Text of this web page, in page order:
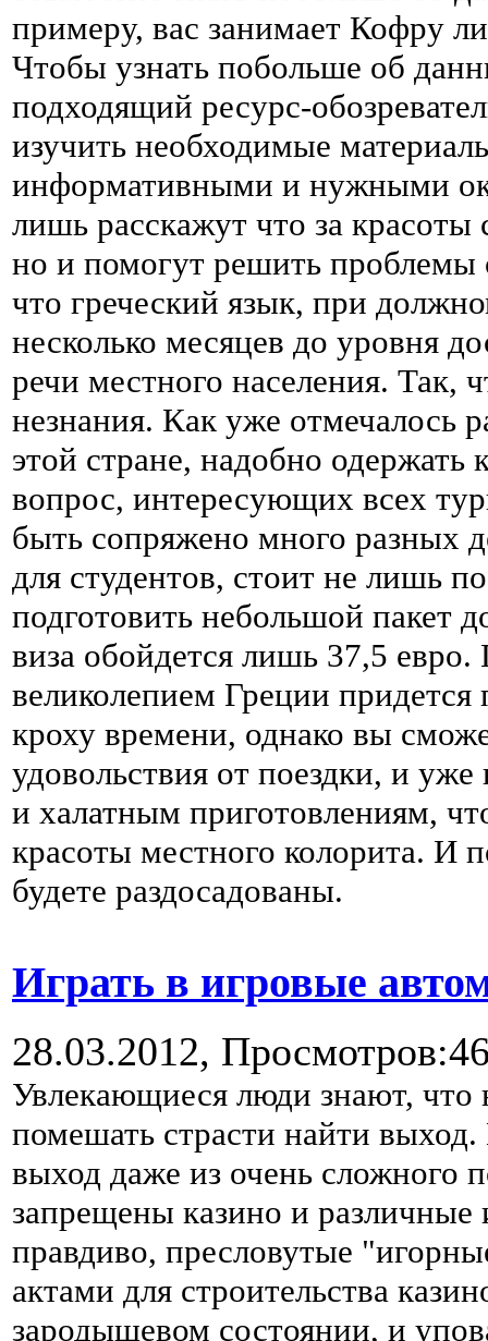
примеру, вас занимает Кофру
Чтобы узнать побольше об
подходящий ресурс-
изучить необходимые
информативными и нужными
лишь расскажут что за красоты
но и помогут решить проблемы
что греческий язык, при
несколько месяцев до уровня
речи местного населения. Так,
незнания. Как уже отмечалось
этой стране, надобно
вопрос, интересующих всех
быть сопряжено много разных
для студентов, стоит не лишь
подготовить небольшой пакет
виза обойдется лишь 37,5 евро.
великолепием Греции придется
кроху времени, однако вы
удовольствия от поездки, и уже
и халатным приготовлениям,
красоты местного колорита. И
будете раздосадованы.
Играть в игровые
28.03.2012,
Увлекающиеся люди знают, что
помешать страсти найти
выход даже из очень сложного
запрещены казино и различные
правдиво, пресловутые
актами для строительства
зародышевом состоянии, и